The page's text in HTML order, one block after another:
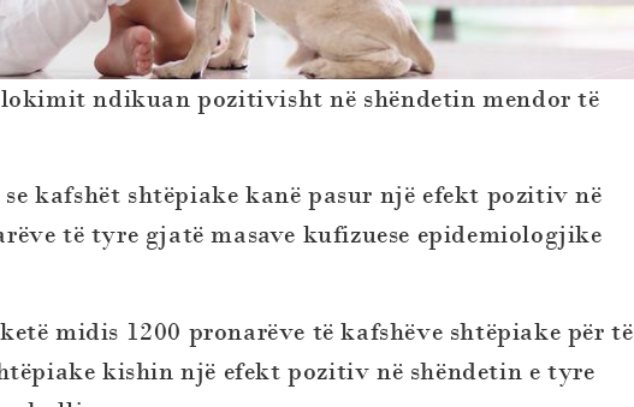
ndikuan pozitivisht në shëndetin mendor të
kafshët shtëpiake kanë pasur një efekt pozitiv në
të tyre gjatë masave kufizuese epidemiologjike
midis 1200 pronarëve të kafshëve shtëpiake për të
kishin një efekt pozitiv në shëndetin e tyre